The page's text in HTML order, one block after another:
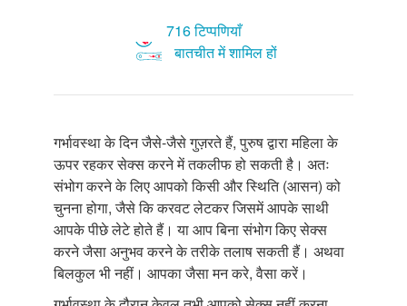
716 टिप्पणियाँ
बातचीत में शामिल हों
गर्भावस्था के दिन जैसे-जैसे गुज़रते हैं, पुरुष द्वारा महिला के
ऊपर रहकर सेक्स करने में तकलीफ हो सकती है। अतः
संभोग करने के लिए आपको किसी और स्थिति (आसन) को
चुनना होगा, जैसे कि करवट लेटकर जिसमें आपके साथी
आपके पीछे लेटे होते हैं। या आप बिना संभोग किए सेक्स
करने जैसा अनुभव करने के तरीके तलाष सकती हैं। अथवा
बिलकुल भी नहीं। आपका जैसा मन करे, वैसा करें।